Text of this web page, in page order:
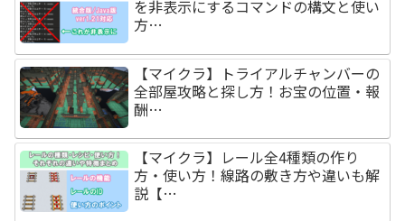
を非表示にするコマンドの構文と使い
方…
【マイクラ】トライアルチャンバーの
全部屋攻略と探し方！お宝の位置・報
酬…
【マイクラ】レール全4種類の作り
方・使い方！線路の敷き方や違いも解
説【…